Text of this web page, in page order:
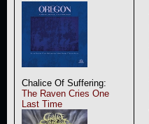
Chalice Of Suffering:
The Raven Cries One
Last Time